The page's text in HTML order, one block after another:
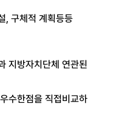
, 구체적 계획등등
지방자치단체 연관된
수한점을 직접비교하